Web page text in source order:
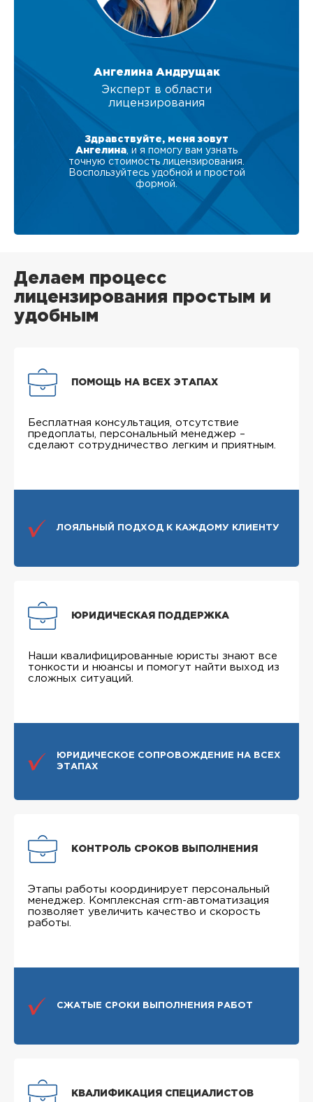
Ангелина Андрущак
Эксперт в области
лицензирования
Здравствуйте, меня зовут
Ангелина , и я помогу вам узнать
точную стоимость лицензирования.
Воспользуйтесь удобной и простой
формой.
Делаем процесс
лицензирования простым и
удобным
ПОМОЩЬ НА ВСЕХ ЭТАПАХ
Бесплатная консультация, отсутствие
предоплаты, персональный менеджер –
сделают сотрудничество легким и приятным.
ЛОЯЛЬНЫЙ ПОДХОД К КАЖДОМУ КЛИЕНТУ
ЮРИДИЧЕСКАЯ ПОДДЕРЖКА
Наши квалифицированные юристы знают все
тонкости и нюансы и помогут найти выход из
сложных ситуаций.
ЮРИДИЧЕСКОЕ СОПРОВОЖДЕНИЕ НА ВСЕХ
ЭТАПАХ
КОНТРОЛЬ СРОКОВ ВЫПОЛНЕНИЯ
Этапы работы координирует персональный
менеджер. Комплексная crm-автоматизация
позволяет увеличить качество и скорость
работы.
СЖАТЫЕ СРОКИ ВЫПОЛНЕНИЯ РАБОТ
КВАЛИФИКАЦИЯ СПЕЦИАЛИСТОВ